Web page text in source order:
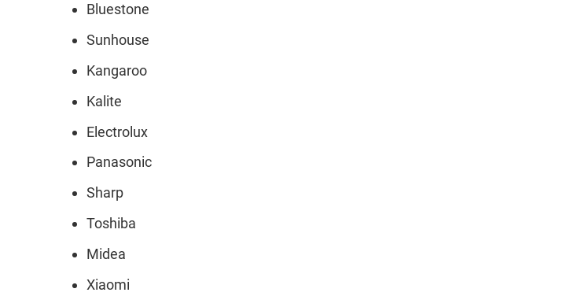
Bluestone
Sunhouse
Kangaroo
Kalite
Electrolux
Panasonic
Sharp
Toshiba
Midea
Xiaomi